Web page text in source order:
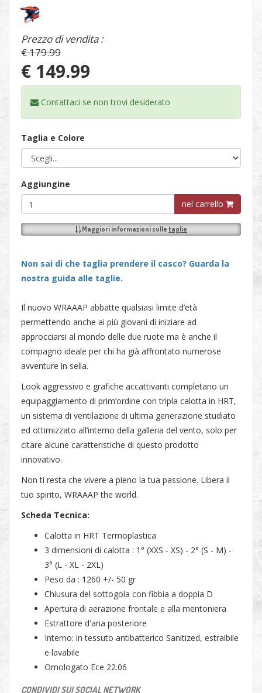
Prezzo di vendita :
€ 179.99
€ 149.99
Contattaci se non trovi desiderato
Taglia e Colore
Aggiungine
nel carrello
Maggiori informazioni sulle taglie
Non sai di che taglia prendere il casco? Guarda la
nostra guida alle taglie.
Il nuovo WRAAAP abbatte qualsiasi limite d’età
permettendo anche ai più giovani di iniziare ad
approcciarsi al mondo delle due ruote ma è anche il
compagno ideale per chi ha già affrontato numerose
avventure in sella.
Look aggressivo e grafiche accattivanti completano un
equipaggiamento di prim’ordine con tripla calotta in HRT,
un sistema di ventilazione di ultima generazione studiato
ed ottimizzato all’interno della galleria del vento, solo per
citare alcune caratteristiche di questo prodotto
innovativo.
Non ti resta che vivere a pieno la tua passione. Libera il
tuo spirito, WRAAAP the world.
Scheda Tecnica:
Calotta in HRT Termoplastica
3 dimensioni di calotta : 1° (XXS - XS) - 2° (S - M) -
3° (L - XL - 2XL)
Peso da : 1260 +/- 50 gr
Chiusura del sottogola con fibbia a doppia D
Apertura di aerazione frontale e alla mentoniera
Estrattore d'aria posteriore
Interno: in tessuto antibatterico Sanitized, estraibile
e lavabile
Omologato Ece 22.06
CONDIVIDI SUI SOCIAL NETWORK